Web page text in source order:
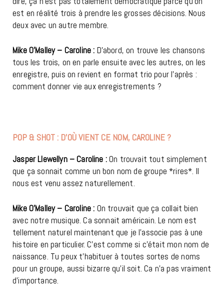
est en réalité trois à prendre les grosses décisions. Nous
deux avec un autre membre.
Mike O’Malley – Caroline : D’abord, on trouve les chansons
tous les trois, on en parle ensuite avec les autres, on les
enregistre, puis on revient en format trio pour l’après :
comment donner vie aux enregistrements ?
POP & SHOT : D’OÙ VIENT CE NOM, CAROLINE ?
Jasper Llewellyn – Caroline :On trouvait tout simplement
que ça sonnait comme un bon nom de groupe *rires*. Il
nous est venu assez naturellement.
Mike O’Malley – Caroline : On trouvait que ça collait bien
avec notre musique. Ca sonnait américain. Le nom est
tellement naturel maintenant que je l’associe pas à une
histoire en particulier. C’est comme si c’était mon nom de
naissance. Tu peux t’habituer à toutes sortes de noms
pour un groupe, aussi bizarre qu’il soit. Ca n’a pas vraiment
d’importance.